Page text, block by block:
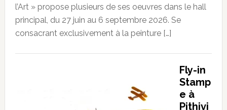
l’Art » propose plusieurs de ses oeuvres dans le hall
principal, du 27 juin au 6 septembre 2026. Se
consacrant exclusivement à la peinture […]
Fly-in
Stamp
e à
Pithivi